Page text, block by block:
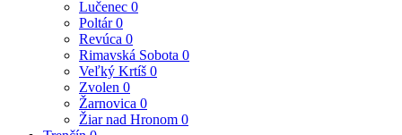
Lučenec 0
Poltár0
Revúca 0
Rimavská Sobota 0
Veľký Krtíš 0
Zvolen 0
Žarnovica 0
Žiar nad Hronom 0